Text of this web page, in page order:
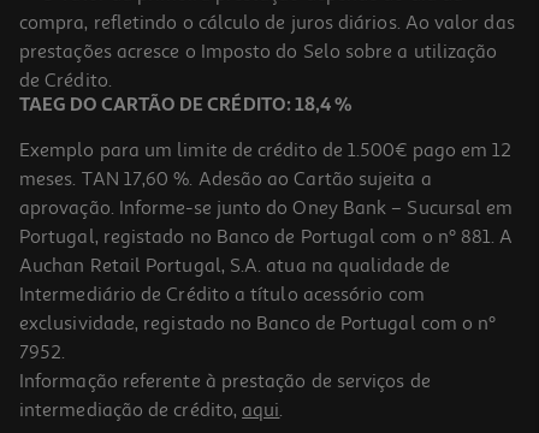
6.99 €/un
6,99 €
Porta Moedas Silicone K-Pop Derpy
compra, refletindo o cálculo de juros diários. Ao valor das
prestações acresce o Imposto do Selo sobre a utilização
de Crédito.
TAEG DO CARTÃO DE CRÉDITO: 18,4 %
Exemplo para um limite de crédito de 1.500€ pago em 12
meses. TAN 17,60 %. Adesão ao Cartão sujeita a
aprovação. Informe-se junto do Oney Bank – Sucursal em
Portugal, registado no Banco de Portugal com o nº 881. A
Auchan Retail Portugal, S.A. atua na qualidade de
Intermediário de Crédito a título acessório com
exclusividade, registado no Banco de Portugal com o nº
7952.
Informação referente à prestação de serviços de
intermediação de crédito, aqui.